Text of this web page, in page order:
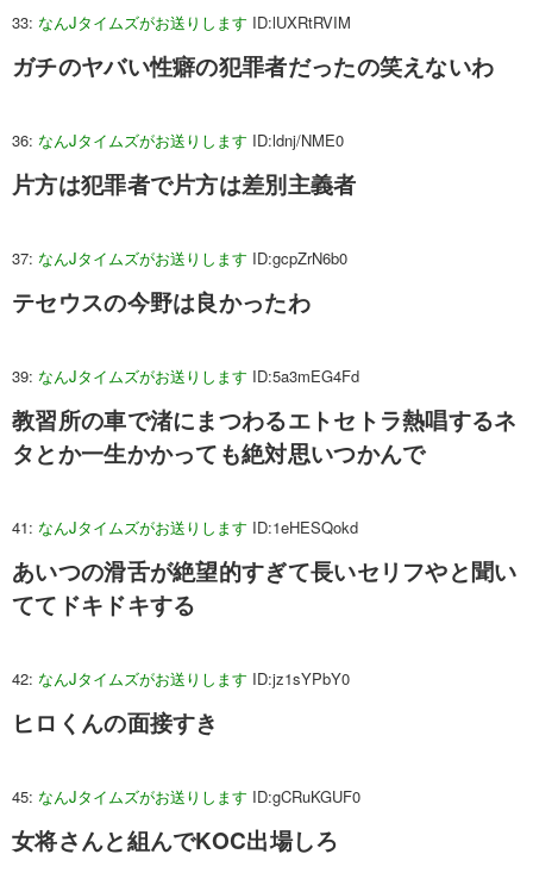
33: なんJタイムズがお送りします ID:lUXRtRVIM
ガチのヤバい性癖の犯罪者だったの笑えないわ
36: なんJタイムズがお送りします ID:ldnj/NME0
片方は犯罪者で片方は差別主義者
37: なんJタイムズがお送りします ID:gcpZrN6b0
テセウスの今野は良かったわ
39: なんJタイムズがお送りします ID:5a3mEG4Fd
教習所の車で渚にまつわるエトセトラ熱唱するネ
タとか一生かかっても絶対思いつかんで
41: なんJタイムズがお送りします ID:1eHESQokd
あいつの滑舌が絶望的すぎて長いセリフやと聞い
ててドキドキする
42: なんJタイムズがお送りします ID:jz1sYPbY0
ヒロくんの面接すき
45: なんJタイムズがお送りします ID:gCRuKGUF0
女将さんと組んでKOC出場しろ